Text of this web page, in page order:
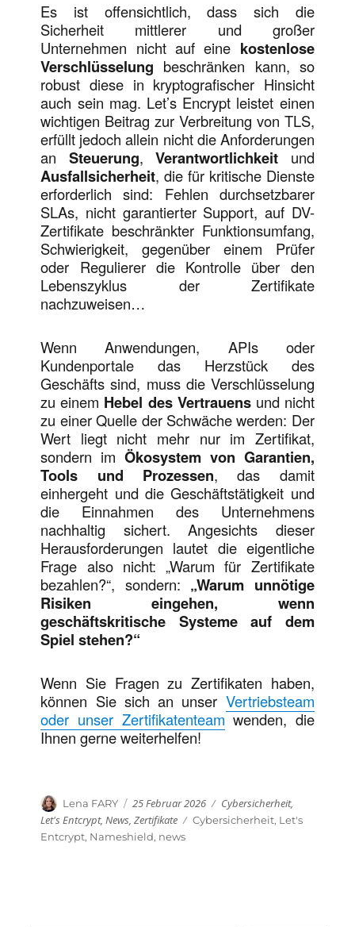
Es ist offensichtlich, dass sich die
Sicherheit mittlerer und großer
Unternehmen nicht auf eine kostenlose
Verschlüsselung beschränken kann, so
robust diese in kryptografischer Hinsicht
auch sein mag. Let’s Encrypt leistet einen
wichtigen Beitrag zur Verbreitung von TLS,
erfüllt jedoch allein nicht die Anforderungen
an Steuerung,Verantwortlichkeit und
Ausfallsicherheit, die für kritische Dienste
erforderlich sind: Fehlen durchsetzbarer
SLAs, nicht garantierter Support, auf DV-
Zertifikate beschränkter Funktionsumfang,
Schwierigkeit, gegenüber einem Prüfer
oder Regulierer die Kontrolle über den
Lebenszyklus der Zertifikate
nachzuweisen…
Wenn Anwendungen, APIs oder
Kundenportale das Herzstück des
Geschäfts sind, muss die Verschlüsselung
zu einem Hebel des Vertrauensund nicht
zu einer Quelle der Schwäche werden: Der
Wert liegt nicht mehr nur im Zertifikat,
sondern im Ökosystem von Garantien,
Tools und Prozessen, das damit
einhergeht und die Geschäftstätigkeit und
die Einnahmen des Unternehmens
nachhaltig sichert. Angesichts dieser
Herausforderungen lautet die eigentliche
Frage also nicht: „Warum für Zertifikate
bezahlen?“, sondern: „Warum unnötige
Risiken eingehen, wenn
geschäftskritische Systeme auf dem
Spiel stehen?“
Wenn Sie Fragen zu Zertifikaten haben,
können Sie sich an unser Vertriebsteam
oder unser Zertifikatenteam wenden, die
Ihnen gerne weiterhelfen!
Autor
Lena FARY Veröffentlicht
am
25 Februar 2026 Kategorien
Cybersicherheit,
Let's Entcrypt,News,Zertifikate Schlagwörter
Cybersicherheit, Let's
Entcrypt, Nameshield, news